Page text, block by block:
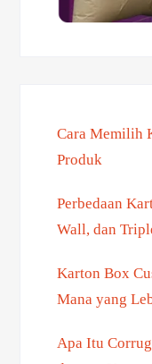
Cara Memilih
Produk
Perbedaan
Wall, dan
Karton Box
Mana yang
Apa Itu